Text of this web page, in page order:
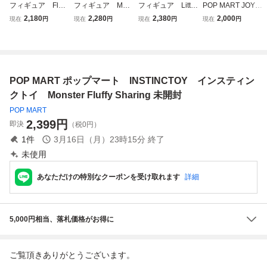
フィギュア Flow
ery Surprise PO
人形 花束 蓄光
現在 2,180円
フィギュア Moth
er’s Love POPM
人形 クマ 母の
日 蓄光
現在 2,280円
フィギュア Little
Friend INSTINC
形 蓄光
現在 2,380円
POP MART JOYF
UL LIFE Apple pic
現在 2,000円
POP MART ポップマート INSTINCTOY インスティン
クトイ Monster Fluffy Sharing 未開封
POP MART
即決 2,399円 （税0円）
1件 3月16日（月）23時15分 終了
未使用
あなただけの特別なクーポンを受け取れます 詳細
5,000円相当、落札価格がお得に
ご覧頂きありがとうございます。